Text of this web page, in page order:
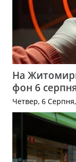
На
фон 6
Четвер, 6